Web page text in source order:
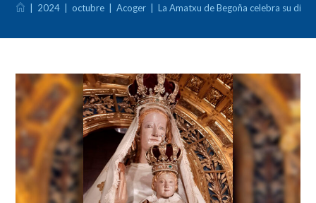
2024 octubre Acoger La Amatxu de Begoña celebra su día